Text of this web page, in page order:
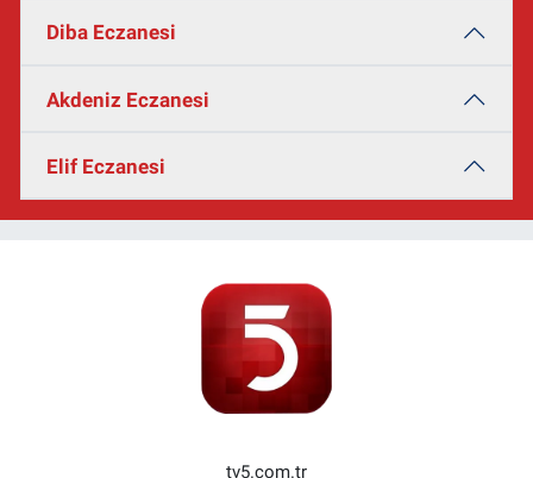
Diba Eczanesi
Akdeniz Eczanesi
Elif Eczanesi
tv5.com.tr